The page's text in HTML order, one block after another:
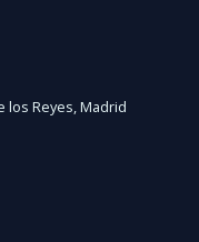
los Reyes, Madrid